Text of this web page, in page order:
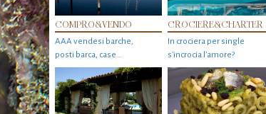
COMPRO&VENDO
AAA vendesi barche,
posti barca, case…
CROCIERE&CHARTER
In crociera per single
s'incrocia l’amore?